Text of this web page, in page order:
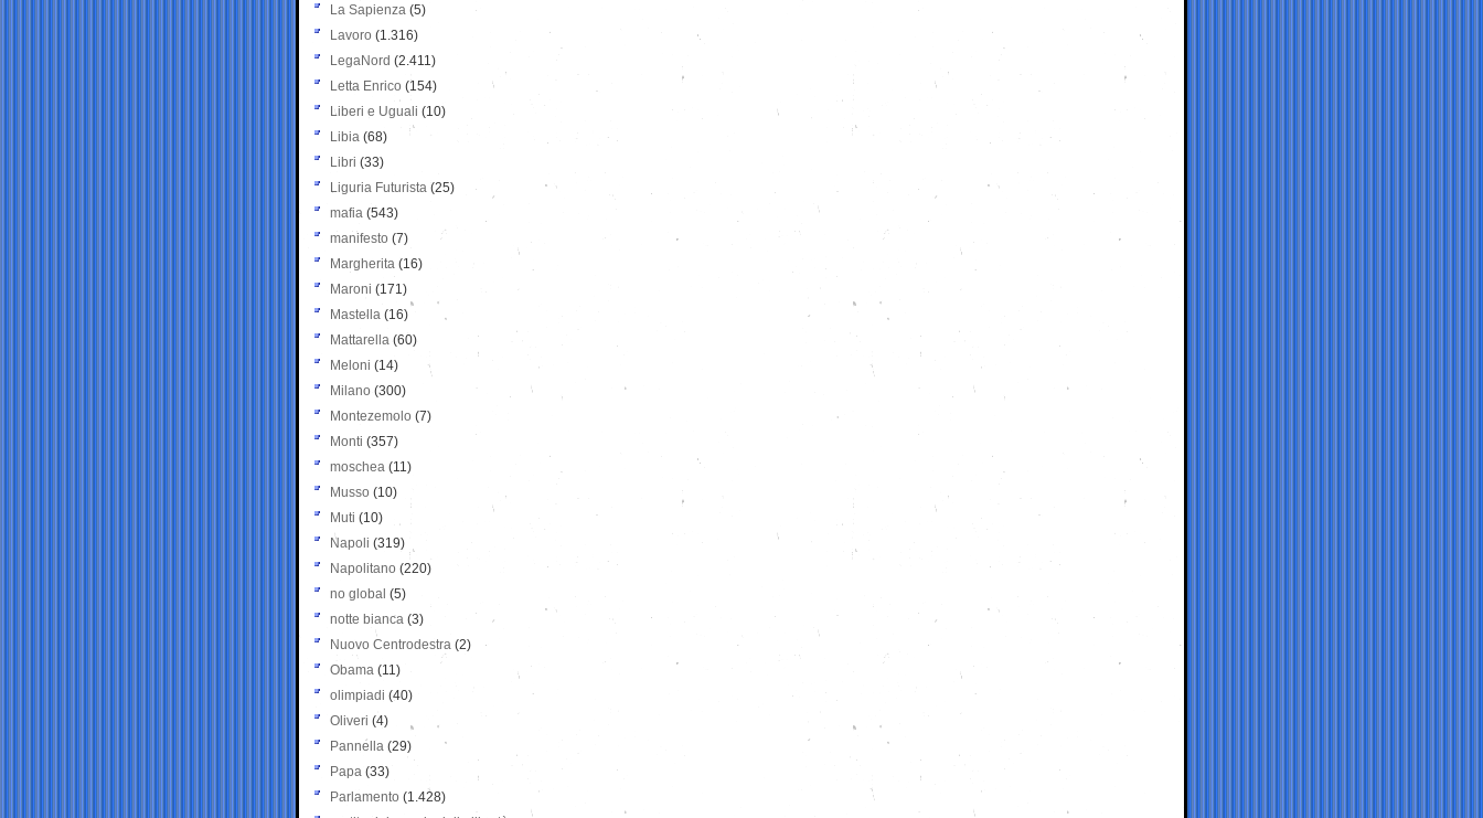
La Sapienza (5)
Lavoro (1.316)
LegaNord (2.411)
Letta Enrico (154)
Liberi e Uguali (10)
Libia (68)
Libri (33)
Liguria Futurista (25)
mafia (543)
manifesto (7)
Margherita (16)
Maroni (171)
Mastella (16)
Mattarella (60)
Meloni (14)
Milano (300)
Montezemolo (7)
Monti (357)
moschea (11)
Musso (10)
Muti (10)
Napoli (319)
Napolitano (220)
no global (5)
notte bianca (3)
Nuovo Centrodestra (2)
Obama (11)
olimpiadi (40)
Oliveri (4)
Pannella (29)
Papa (33)
Parlamento (1.428)